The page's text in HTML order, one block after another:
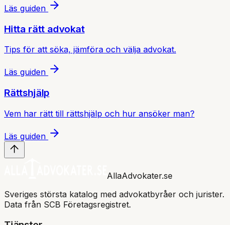
Läs guiden
Hitta rätt advokat
Tips för att söka, jämföra och välja advokat.
Läs guiden
Rättshjälp
Vem har rätt till rättshjälp och hur ansöker man?
Läs guiden
AllaAdvokater.se
Sveriges största katalog med advokatbyråer och jurister.
Data från SCB Företagsregistret.